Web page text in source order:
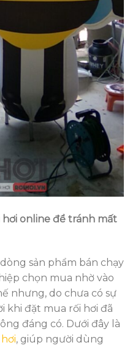
online để tránh mất
sản phẩm bán chạy
chọn mua nhờ vào
nhưng, do chưa có sự
khi đặt mua rối hơi đã
đáng có. Dưới đây là
, giúp người dùng